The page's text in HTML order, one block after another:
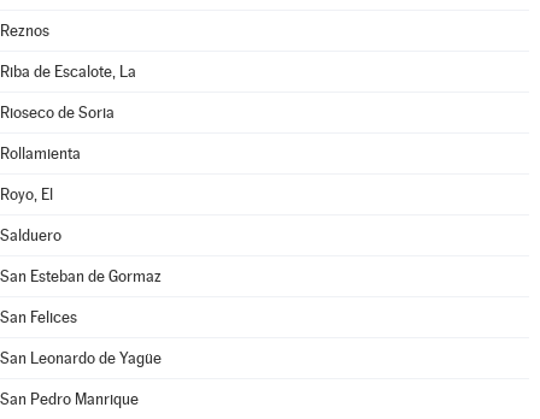
Reznos
Riba de Escalote, La
Rioseco de Soria
Rollamienta
Royo, El
Salduero
San Esteban de Gormaz
San Felices
San Leonardo de Yagüe
San Pedro Manrique